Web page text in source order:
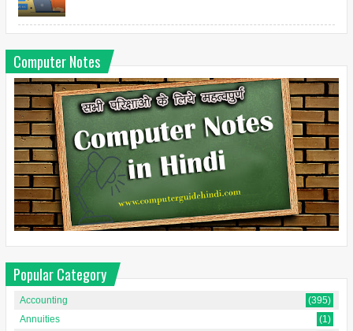
Computer Notes
Popular Category
Accounting
(395)
Annuities
(1)